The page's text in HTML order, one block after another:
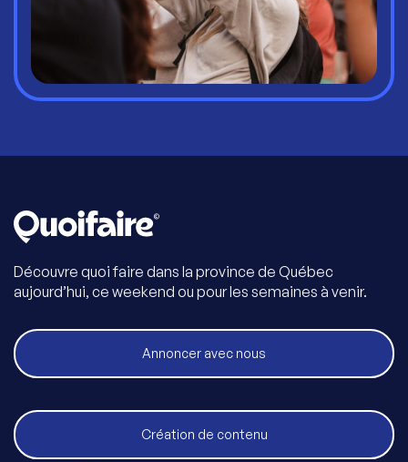
Découvre quoi faire dans la province de Québec
aujourd’hui, ce weekend ou pour les semaines à venir.
Annoncer avec nous
Création de contenu